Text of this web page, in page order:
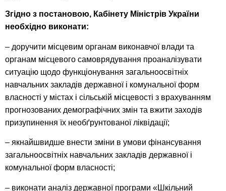
Згідно з постановою, Кабінету Міністрів України
необхідно виконати:
– доручити місцевим органам виконавчої влади та
органам місцевого самоврядування проаналізувати
ситуацію щодо функціонування загальноосвітніх
навчальних закладів державної і комунальної форм
власності у містах і сільській місцевості з врахуванням
прогнозованих демографічних змін та вжити заходів
призупинення їх необґрунтованої ліквідації;
– якнайшвидше внести зміни в умови фінансування
загальноосвітніх навчальних закладів державної і
комунальної форм власності;
– виконати аналіз державної програми «Шкільний